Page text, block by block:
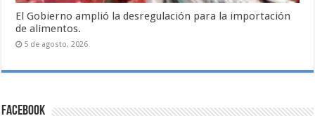
El Gobierno amplió la desregulación para la importación
de alimentos.
5 de agosto, 2026
Facebook